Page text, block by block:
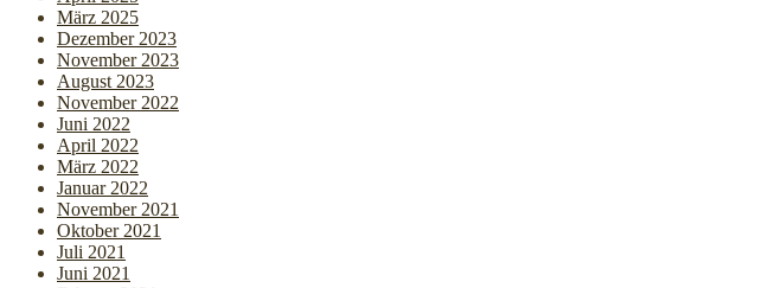
März 2025
Dezember 2023
November 2023
August 2023
November 2022
Juni 2022
April 2022
März 2022
Januar 2022
November 2021
Oktober 2021
Juli 2021
Juni 2021